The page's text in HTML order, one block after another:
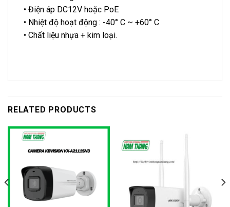
• Điện áp DC12V hoặc PoE
• Nhiệt độ hoạt động : -40° C ~ +60° C
• Chất liệu nhựa + kim loại.
RELATED PRODUCTS